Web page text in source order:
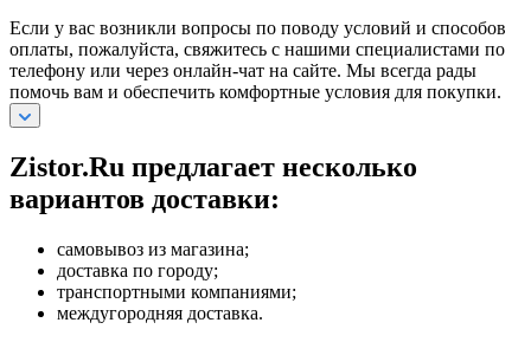
Если у вас возникли вопросы по поводу условий и способов
оплаты, пожалуйста, свяжитесь с нашими специалистами по
телефону или через онлайн-чат на сайте. Мы всегда рады
помочь вам и обеспечить комфортные условия для покупки.
Zistor.Ru предлагает несколько
вариантов доставки:
самовывоз из магазина;
доставка по городу;
транспортными компаниями;
междугородняя доставка.